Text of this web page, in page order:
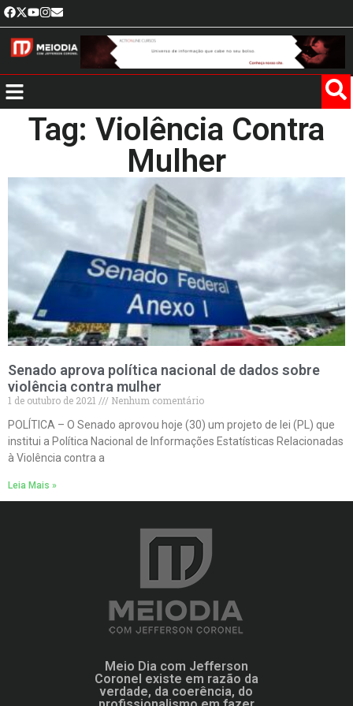
Tag: Violência Contra
Mulher
Senado aprova política nacional de dados sobre
violência contra mulher
1 de outubro de 2021
Nenhum comentário
POLÍTICA – O Senado aprovou hoje (30) um projeto de lei (PL) que
institui a Política Nacional de Informações Estatísticas Relacionadas
à Violência contra a
Leia Mais »
Meio Dia com Jefferson
Coronel existe em razão da
verdade, da coerência, do